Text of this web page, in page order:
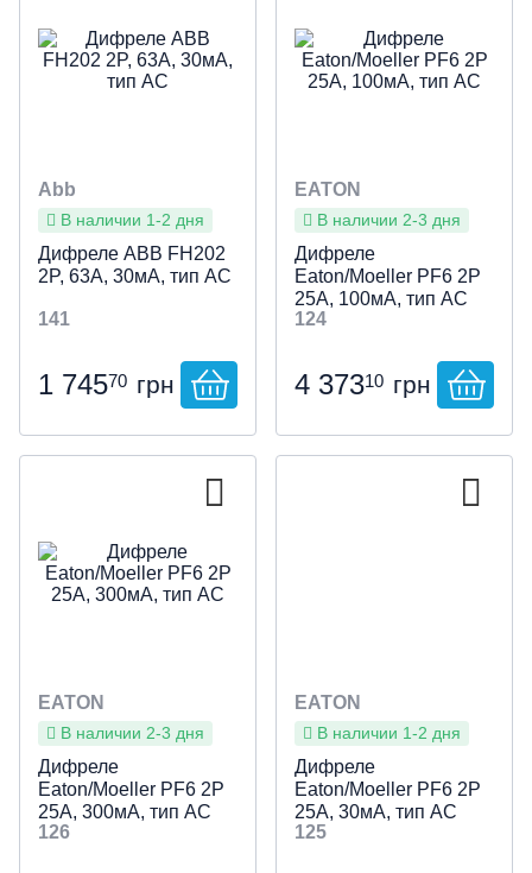
Abb
В наличии 1-2 дня
Дифреле ABB FH202
2P, 63А, 30мА, тип АС
141
1 74570 грн
EATON
В наличии 2-3 дня
Дифреле
Eaton/Moeller PF6 2P
25А, 100мА, тип АС
124
4 37310 грн
EATON
В наличии 2-3 дня
Дифреле
Eaton/Moeller PF6 2P
25А, 300мА, тип АС
126
EATON
В наличии 1-2 дня
Дифреле
Eaton/Moeller PF6 2P
25А, 30мА, тип АС
125